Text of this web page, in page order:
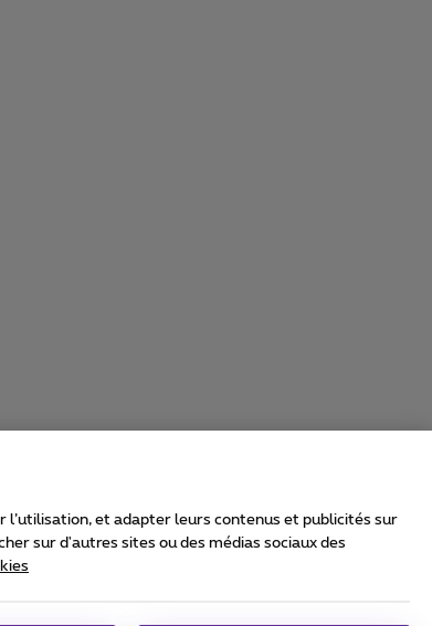
l’utilisation, et adapter leurs contenus et publicités sur
sur d'autres sites ou des médias sociaux des